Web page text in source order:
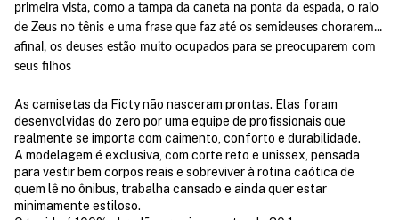
primeira vista, como a tampa da caneta na ponta da espada, o raio
de Zeus no tênis e uma frase que faz até os semideuses chorarem...
afinal, os deuses estão muito ocupados para se preocuparem com
seus filhos
As camisetas da Ficty não nasceram prontas. Elas foram
desenvolvidas do zero por uma equipe de profissionais que
realmente se importa com caimento, conforto e durabilidade.
A modelagem é exclusiva, com corte reto e unissex, pensada
para vestir bem corpos reais e sobreviver à rotina caótica de
quem lê no ônibus, trabalha cansado e ainda quer estar
minimamente estiloso.